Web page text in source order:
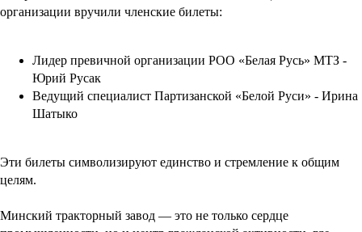
организации вручили членские билеты:
Лидер превичной организации РОО «Белая Русь» МТЗ -
Юрий Русак
Ведущий специалист Партизанской «Белой Руси» - Ирина
Шатыко
Эти билеты символизируют единство и стремление к общим
целям.
Минский тракторный завод — это не только сердце